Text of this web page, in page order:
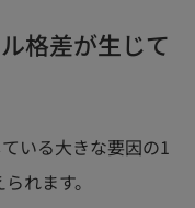
格差が生じて
いる大きな要因の1
れます。